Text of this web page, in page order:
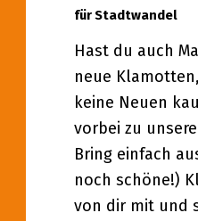
für Stadtwandel
Hast du auch
neue
keine Neuen
vorbei zu
Bring einfach
noch schöne!)
von dir mit und